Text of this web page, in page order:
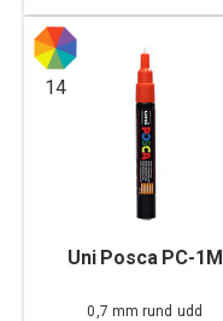
14
Uni Posca PC-1M
0,7 mm rund udd